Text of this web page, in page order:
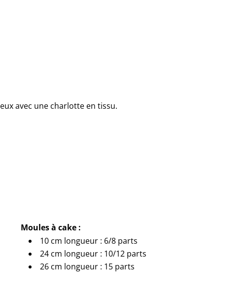
avec une charlotte en tissu.
Moules à cake :
10 cm longueur : 6/8 parts
24 cm longueur : 10/12 parts
26 cm longueur : 15 parts